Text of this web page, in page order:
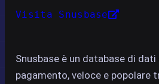
Visita Snusbase
Snusbase è un database di dati
pagamento, veloce e popolare